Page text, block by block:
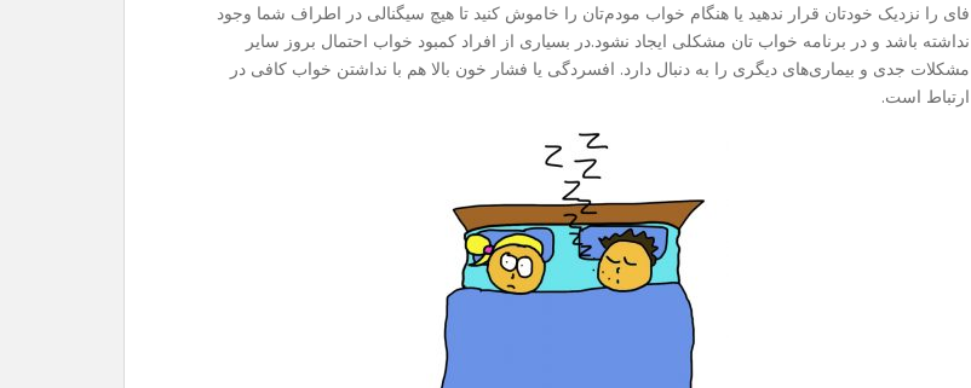
فای را نزدیک خودتان قرار ندهید یا هنگام خواب مودم‌تان را خاموش کنید تا هیچ سیگنالی در اطراف شما وجود
نداشته باشد و در برنامه خواب تان مشکلی ایجاد نشود.در بسیاری از افراد کمبود خواب احتمال بروز سایر
مشکلات جدی و بیماری‌های دیگری را به دنبال دارد. افسردگی یا فشار خون بالا هم با نداشتن خواب کافی در
ارتباط است.